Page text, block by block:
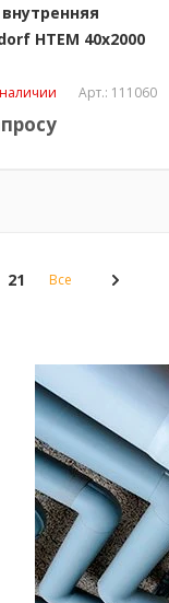
HTEM 40x2000
Арт.: 111060
21 Все